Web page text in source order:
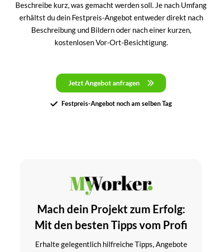
Beschreibe kurz, was gemacht werden soll. Je nach Umfang
erhältst du dein Festpreis-Angebot entweder direkt nach
Beschreibung und Bildern oder nach einer kurzen,
kostenlosen Vor-Ort-Besichtigung.
Jetzt Angebot anfragen
Festpreis-Angebot noch am selben Tag
Mach dein Projekt zum Erfolg:
Mit den besten Tipps vom Profi
Erhalte gelegentlich hilfreiche Tipps, Angebote